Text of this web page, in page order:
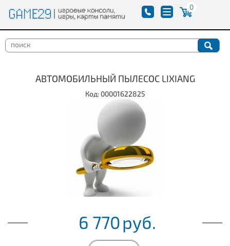
0
АВТОМОБИЛЬНЫЙ ПЫЛЕСОС LIXIANG
Код: 00001622825
6 770руб.